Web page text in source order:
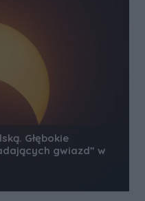
Głębokie
gwiazd” w